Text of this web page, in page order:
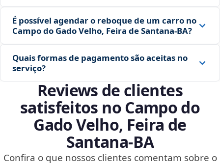
É possível agendar o reboque de um carro no
Campo do Gado Velho, Feira de Santana‑BA?
Quais formas de pagamento são aceitas no
serviço?
Reviews de clientes
satisfeitos no Campo do
Gado Velho, Feira de
Santana‑BA
Confira o que nossos clientes comentam sobre o